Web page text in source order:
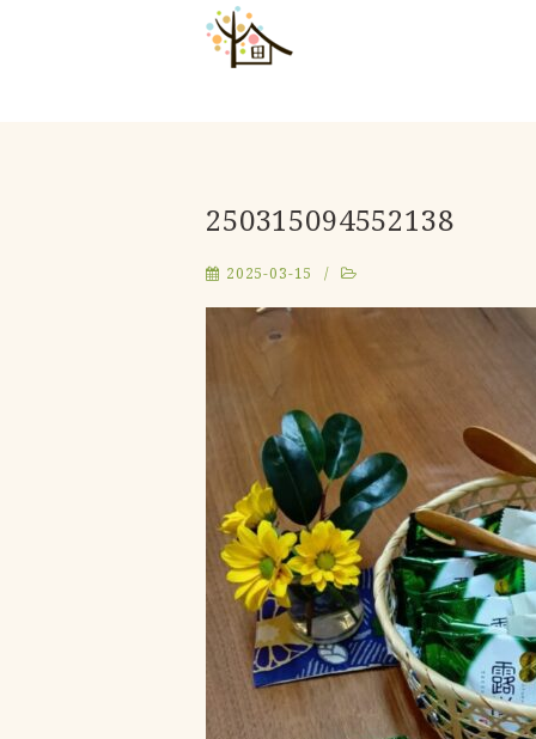
250315094552138
2025-03-15